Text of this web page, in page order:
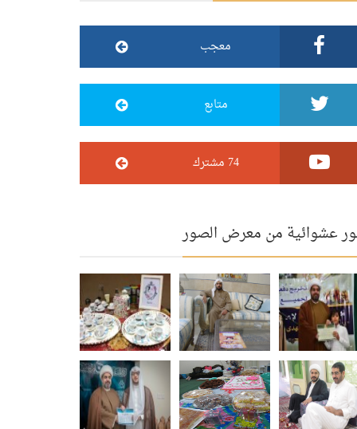
معجب
متابع
74 مشترك
عشوائية من معرض الصور